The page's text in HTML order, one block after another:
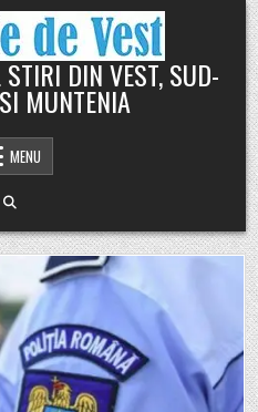
DIN VEST, SUD-
MUNTENIA
MENU